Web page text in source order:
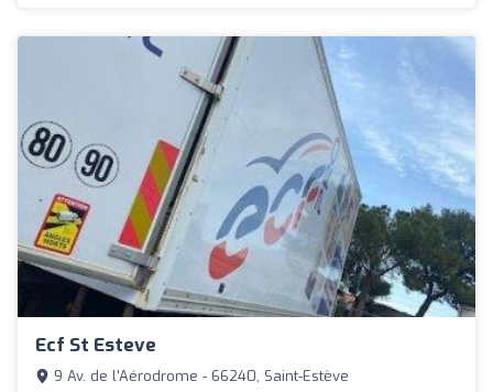
Ecf St Esteve
9 Av. de l'Aérodrome - 66240, Saint-Estève